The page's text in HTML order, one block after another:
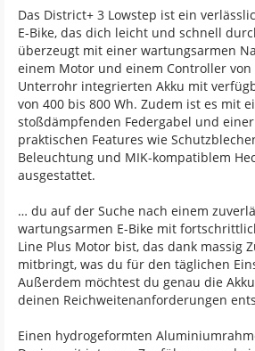
Das District+ 3 Lowstep ist ein
E-Bike, das dich leicht und schnell
überzeugt mit einer wartungsarmen
einem Motor und einem Controller
Unterrohr integrierten Akku mit
von 400 bis 800 Wh. Zudem ist es mit
stoßdämpfenden Federgabel und
praktischen Features wie
Beleuchtung und MIK-kompatiblem
ausgestattet.
… du auf der Suche nach einem
wartungsarmen E-Bike mit
Line Plus Motor bist, das dank massig
mitbringt, was du für den täglichen
Außerdem möchtest du genau die
deinen Reichweitenanforderungen
Einen hydrogeformten